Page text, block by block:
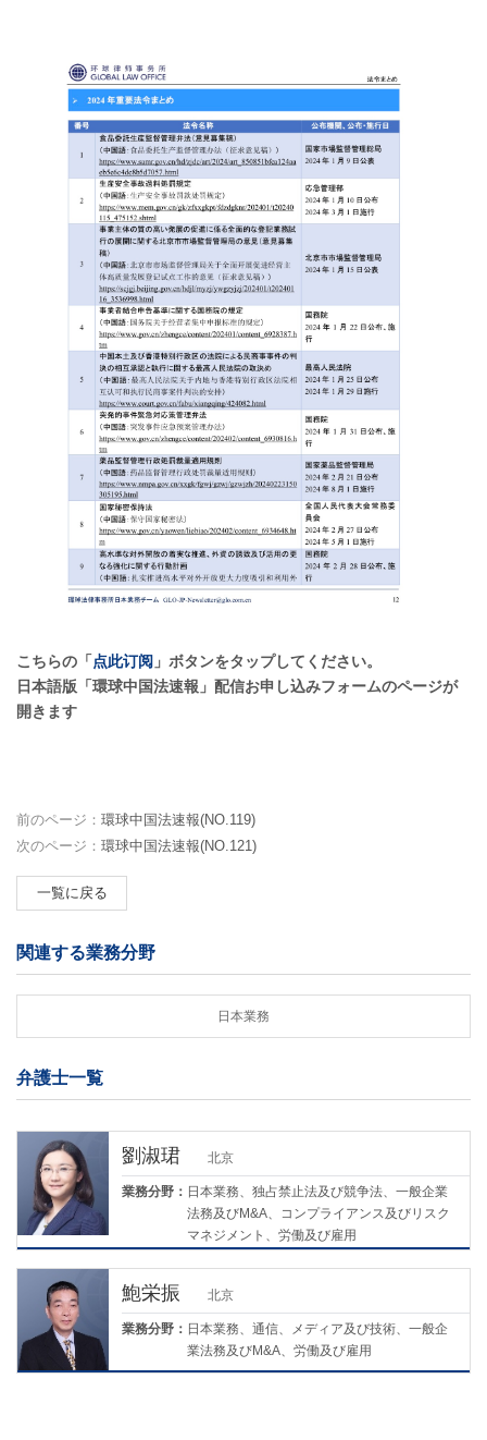
こちらの「 点此订阅 」ボタンをタップしてください。
日本語版「環球中国法速報」配信お申し込みフォームのページが
開きます
前のページ： 環球中国法速報(NO.119)
次のページ： 環球中国法速報(NO.121)
一覧に戻る
関連する業務分野
日本業務
弁護士一覧
劉淑珺 北京
業務分野： 日本業務、独占禁止法及び競争法、一般企業
法務及びM&A、コンプライアンス及びリスク
マネジメント、労働及び雇用
鮑栄振 北京
業務分野： 日本業務、通信、メディア及び技術、一般企
業法務及びM&A、労働及び雇用